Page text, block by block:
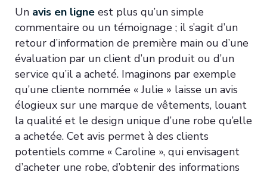
Un avis en ligne est plus qu’un simple
commentaire ou un témoignage ; il s’agit d’un
retour d’information de première main ou d’une
évaluation par un client d’un produit ou d’un
service qu’il a acheté. Imaginons par exemple
qu’une cliente nommée « Julie » laisse un avis
élogieux sur une marque de vêtements, louant
la qualité et le design unique d’une robe qu’elle
a achetée. Cet avis permet à des clients
potentiels comme « Caroline », qui envisagent
d’acheter une robe, d’obtenir des informations